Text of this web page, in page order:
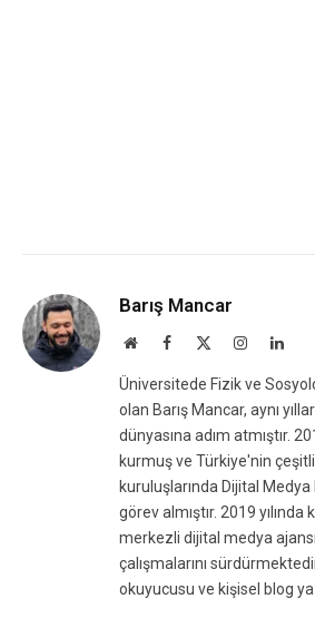
Barış Mancar
WebsiteFacebook Instagram
Üniversitede Fizik ve
olan Barış Mancar, aynı
dünyasına adım atmıştır.
kurmuş ve Türkiye'nin
kuruluşlarında Dijital Medya
görev almıştır. 2019
merkezli dijital medya
çalışmalarını
okuyucusu ve kişisel blog